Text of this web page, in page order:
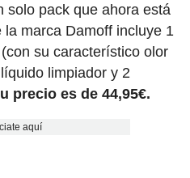
solo pack que ahora está
marca Damoff incluye 1
su característico olor
limpiador y 2
precio es de 44,95€.
aquí